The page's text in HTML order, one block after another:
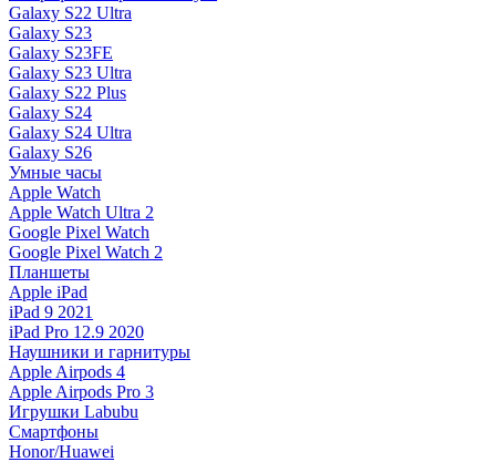
Galaxy S22 Ultra
Galaxy S23
Galaxy S23FE
Galaxy S23 Ultra
Galaxy S22 Plus
Galaxy S24
Galaxy S24 Ultra
Galaxy S26
Умные часы
Apple Watch
Apple Watch Ultra 2
Google Pixel Watch
Google Pixel Watch 2
Планшеты
Apple iPad
iPad 9 2021
iPad Pro 12.9 2020
Наушники и гарнитуры
Apple Airpods 4
Apple Airpods Pro 3
Игрушки Labubu
Смартфоны
Honor/Huawei